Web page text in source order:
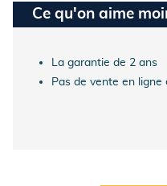
Ce qu'on aime
La garantie de 2 ans
Pas de vente en ligne